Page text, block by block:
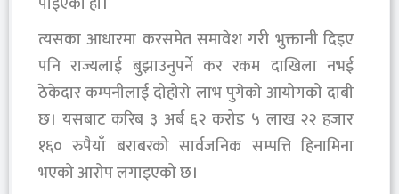
त्यसका आधारमा करसमेत समावेश गरी भुक्तानी दिइए
पनि राज्यलाई बुझाउनुपर्ने कर रकम दाखिला नभई
ठेकेदार कम्पनीलाई दोहोरो लाभ पुगेको आयोगको दाबी
छ। यसबाट करिब ३ अर्ब ६२ करोड ५ लाख २२ हजार
१६० रुपैयाँ बराबरको सार्वजनिक सम्पत्ति हिनामिना
भएको आरोप लगाइएको छ।